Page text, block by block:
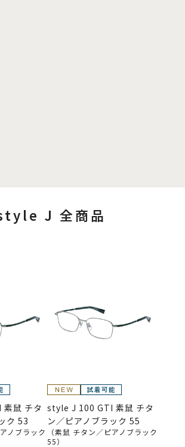
J 全商品
鼠 チタ
ク 53
ノブラック
style J 100 GTI 素鼠 チタ
ン／ピアノブラック 55
（素鼠 チタン／ピアノブラック
55）